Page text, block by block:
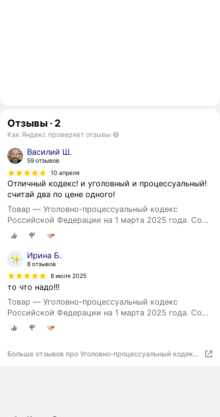
Отзывы · 2
Как Яндекс проверяет отзывы
Василий Ш.
59 отзывов
10 апреля
Отличный кодекс! и уголовный и процессуальный!
считай два по цене одного!
Товар — Уголовно-процессуальный кодекс
Российской Федерации на 1 марта 2025 года. Со
всеми изменениями, законопроектами и
постановлениями судов .
Ирина Б.
8 отзывов
8 июля 2025
то что надо!!!
Товар — Уголовно-процессуальный кодекс
Российской Федерации на 1 марта 2025 года. Со
всеми изменениями, законопроектами и
постановлениями судов .
Больше отзывов про Уголовно-процессуальный кодекс